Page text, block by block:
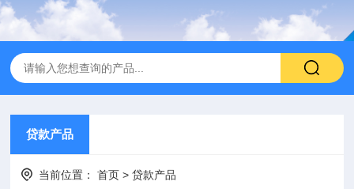
贷款产品
当前位置：首页 >贷款产品